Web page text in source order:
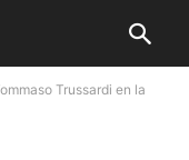
Trussardi en la